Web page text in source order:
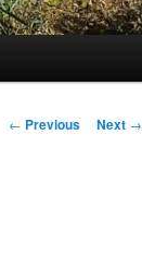
Post
← Previous Next →